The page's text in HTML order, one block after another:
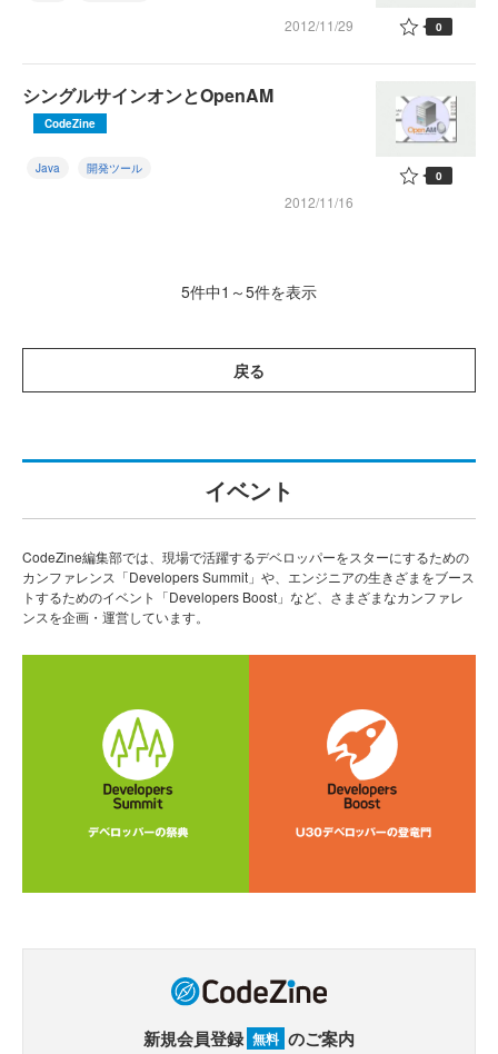
2012/11/29 0
シングルサインオンとOpenAM
CodeZine
Java 開発ツール
2012/11/16
0
5件中1～5件を表示
戻る
イベント
CodeZine編集部では、現場で活躍するデベロッパーをスターにするための
カンファレンス「Developers Summit」や、エンジニアの生きざまをブース
トするためのイベント「Developers Boost」など、さまざまなカンファレ
ンスを企画・運営しています。
新規会員登録 無料 のご案内